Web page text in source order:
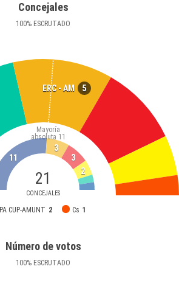
Concejales
100% ESCRUTADO
ERC - AM 5
21
CONCEJALES
Mayoría
absoluta 11
PA CUP-AMUNT 2 Cs 1
11
3
3
2
Número de votos
100% ESCRUTADO